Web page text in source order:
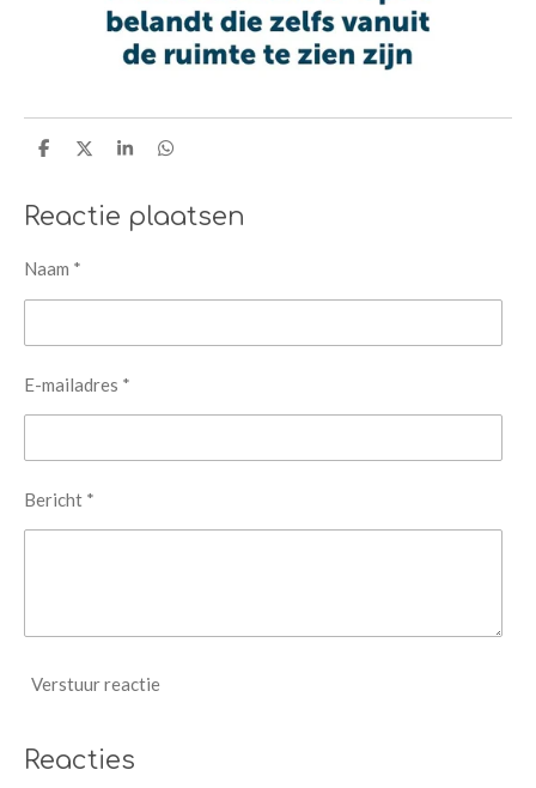
D
e
n
D
l
S
e
D
e
n
Reactie plaatsen
Naam *
E-mailadres *
Bericht *
Verstuur reactie
Reacties